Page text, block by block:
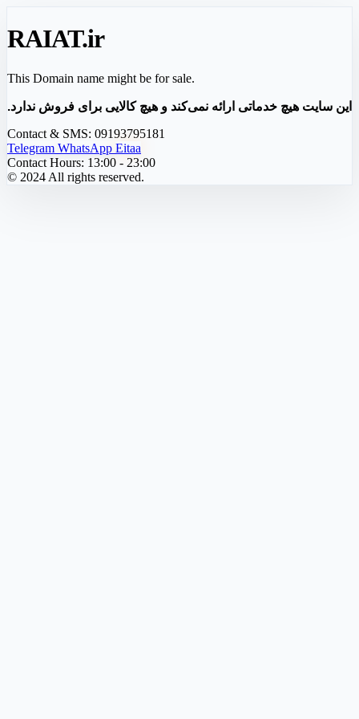
RAIAT.ir
This Domain name might be for sale.
این سایت هیچ خدماتی ارائه نمی‌کند و هیچ کالایی برای فروش ندارد.
Contact & SMS: 09193795181
Telegram WhatsApp Eitaa
Contact Hours: 13:00 - 23:00
© 2024 All rights reserved.